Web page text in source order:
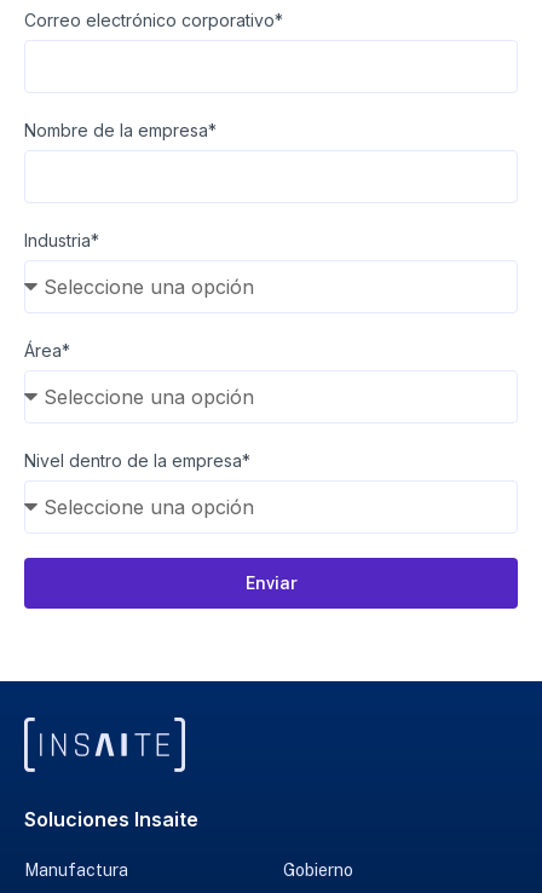
Correo electrónico corporativo*
Nombre de la empresa*
Industria*
Área*
Nivel dentro de la empresa*
Enviar
Soluciones Insaite
Manufactura Gobierno